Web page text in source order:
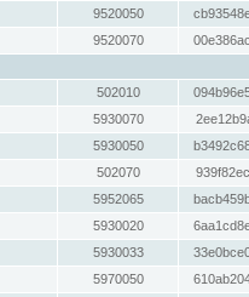
9520050
9520070
502010
5930070
5930050
502070
5952065
5930020
5930033
5970050